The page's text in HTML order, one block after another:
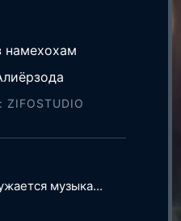
намехохам
ZIFOSTUDIO
музыка...